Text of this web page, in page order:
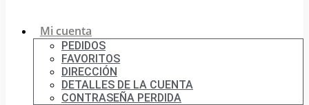
Mi cuenta
PEDIDOS
FAVORITOS
DIRECCIÓN
DETALLES DE LA CUENTA
CONTRASEÑA PERDIDA